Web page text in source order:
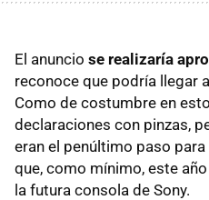
El anuncio se realizaría
reconoce que podría llegar
Como de costumbre en
declaraciones con pinzas,
eran el penúltimo paso
que, como mínimo, este
la futura consola de Sony.